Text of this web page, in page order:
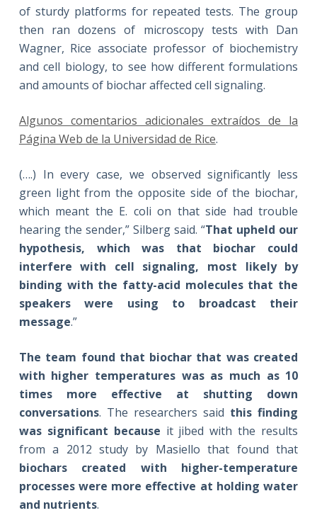
of sturdy platforms for repeated tests. The group
then ran dozens of microscopy tests with Dan
Wagner, Rice associate professor of biochemistry
and cell biology, to see how different formulations
and amounts of biochar affected cell signaling.
Algunos comentarios adicionales extraídos de la
Página Web de la Universidad de Rice.
(….) In every case, we observed significantly less
green light from the opposite side of the biochar,
which meant the E. coli on that side had trouble
hearing the sender,” Silberg said. “That upheld our
hypothesis, which was that biochar could
interfere with cell signaling, most likely by
binding with the fatty-acid molecules that the
speakers were using to broadcast their
message.”
The team found that biochar that was created
with higher temperatures was as much as 10
times more effective at shutting down
conversations. The researchers said this finding
was significant because it jibed with the results
from a 2012 study by Masiello that found that
biochars created with higher-temperature
processes were more effective at holding water
and nutrients.